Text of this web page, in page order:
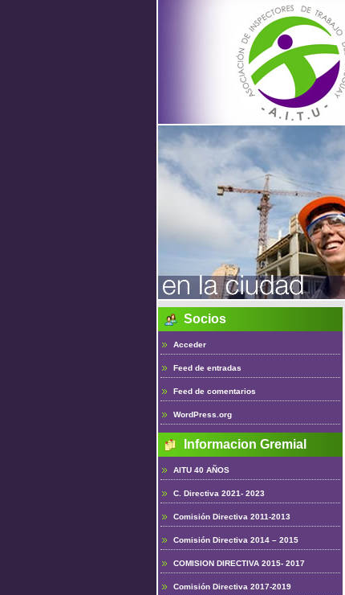
de
de
del
Socios
Acceder
Feed de entradas
Feed de comentarios
WordPress.org
Informacion Gremial
AITU 40 AÑOS
C. Directiva 2021- 2023
Comisión Directiva 2011-2013
Comisión Directiva 2014 – 2015
COMISION DIRECTIVA 2015- 2017
Comisión Directiva 2017-2019